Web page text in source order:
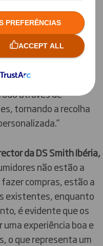
do modo como se
experiência. Tanto
click & collectcomo
pode ser uma forma
o design das
frictionless
através de
tornando a recolha
da DS Smith Ibéria,
não estão a
compras, estão a
existentes, enquanto
é evidente que os
experiência boa e
o que representa um